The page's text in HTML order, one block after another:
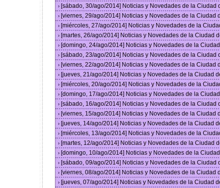
› [sábado, 30/ago/2014] Noticias y Novedades de la Ciudad
› [viernes, 29/ago/2014] Noticias y Novedades de la Ciudad
› [miércoles, 27/ago/2014] Noticias y Novedades de la
› [martes, 26/ago/2014] Noticias y Novedades de la Ciudad
› [domingo, 24/ago/2014] Noticias y Novedades de la
› [sábado, 23/ago/2014] Noticias y Novedades de la Ciudad
› [viernes, 22/ago/2014] Noticias y Novedades de la Ciudad
› [jueves, 21/ago/2014] Noticias y Novedades de la Ciudad
› [miércoles, 20/ago/2014] Noticias y Novedades de la
› [domingo, 17/ago/2014] Noticias y Novedades de la
› [sábado, 16/ago/2014] Noticias y Novedades de la Ciudad
› [viernes, 15/ago/2014] Noticias y Novedades de la Ciudad
› [jueves, 14/ago/2014] Noticias y Novedades de la Ciudad
› [miércoles, 13/ago/2014] Noticias y Novedades de la
› [martes, 12/ago/2014] Noticias y Novedades de la Ciudad
› [domingo, 10/ago/2014] Noticias y Novedades de la
› [sábado, 09/ago/2014] Noticias y Novedades de la Ciudad
› [viernes, 08/ago/2014] Noticias y Novedades de la Ciudad
› [jueves, 07/ago/2014] Noticias y Novedades de la Ciudad